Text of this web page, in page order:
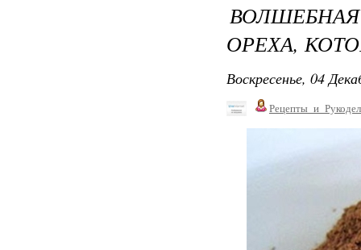
ОРЕХА,
Воскресенье, 04